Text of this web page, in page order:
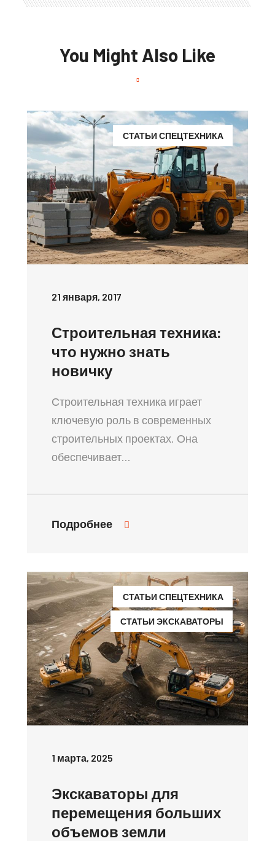
You Might Also Like
СТАТЬИ СПЕЦТЕХНИКА
21 января, 2017
Строительная техника:
что нужно знать
новичку
Строительная техника играет
ключевую роль в современных
строительных проектах. Она
обеспечивает…
Подробнее
СТАТЬИ СПЕЦТЕХНИКА
СТАТЬИ ЭКСКАВАТОРЫ
1 марта, 2025
Экскаваторы для
перемещения больших
объемов земли